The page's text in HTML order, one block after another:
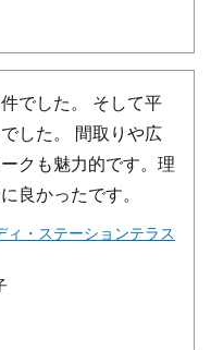
でした。 そして平
した。 間取りや広
クも魅力的です。理
良かったです。
ィ・ステーションテラス